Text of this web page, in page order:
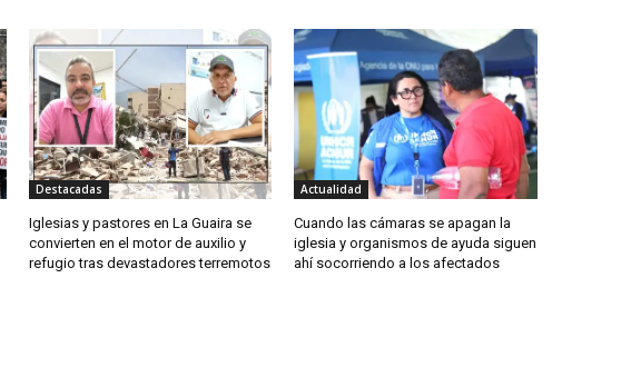
Destacadas
Iglesias y pastores en La Guaira se
convierten en el motor de auxilio y
refugio tras devastadores terremotos
Actualidad
Cuando las cámaras se apagan la
iglesia y organismos de ayuda siguen
ahí socorriendo a los afectados